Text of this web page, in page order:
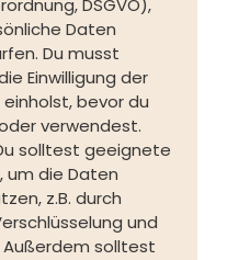
Daten
Du musst
Einwilligung der
bevor du
verwendest.
solltest geeignete
um die Daten
z.B. durch
und
solltest